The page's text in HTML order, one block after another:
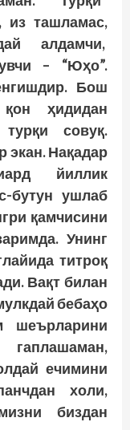
из ташламас,
алдамчи,
– “Юҳо”.
Бош
ҳидидан
турқи совуқ.
экан. Нақадар
йиллик
бутун ушлаб
қамчисини
Унинг
тит­роқ
Вақт билан
бебаҳо
шеърларини
ечимини
холи,
биздан